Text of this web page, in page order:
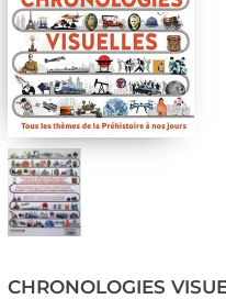
CHRONOLOGIES